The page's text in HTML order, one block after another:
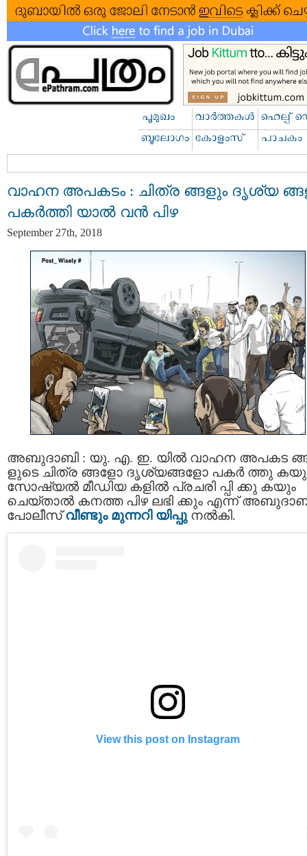
വാഹന അപകടം : ചിത്ര ങ്ങളും ദൃശ്യ
പകര്‍ത്തി യാല്‍ വന്‍ പിഴ
September 27th, 2018
അബുദാബി : യു. എ. ഇ. യില്‍ വാഹന അപകട
ളുടെ ചിത്ര ങ്ങളോ ദൃശ്യങ്ങളോ പകർ ത്തു
സോഷ്യല്‍ മീഡിയ കളില്‍ പ്രചരി പ്പി ക്കു കയും
ചെയ്താൽ കനത്ത പിഴ ലഭി ക്കും എന്ന്
പോലീസ്വീണ്ടും മുന്നറി യിപ്പു നല്‍കി.
View this post on Instagram